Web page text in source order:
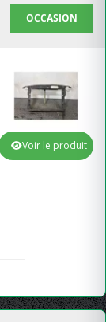
OCCASION
Voir le produit